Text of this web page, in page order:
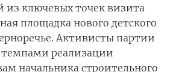
из ключевых точек визита
площадка нового детского
Активисты партии
реализации
начальника строительного